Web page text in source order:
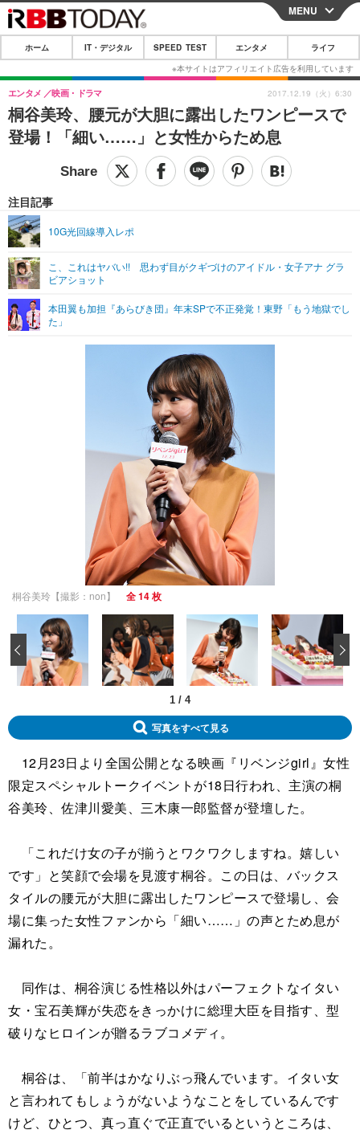
CLOSE
ホーム
IT・デジタル
IT・デジタルTOP スマートフォン
ショッピング その他
SPEED TEST
エンタメTOP 映画・ドラマ
グラビア
ショッピング その他
ライフTOP
その他
リリース一覧
プッシュ通知の停止方法
MENU
ホーム IT・デジタル SPEED TEST エンタメ ライフ
桐谷美玲、腰元が大胆に露出したワンピースで
登場！「細い……」と女性からため息
エンタメ 映画・ドラマ
注目記事
10G光回線導入レポ
こ、これはヤバい!! 思わず目がクギづけのアイドル・女子アナ グラ
ビアショット
本田翼も加担『あらびき団』年末SPで不正発覚！東野「もう地獄でし
た」
2017.12.19（火）6:30
桐谷美玲【撮影：non】 全 14 枚
1 / 4
‹
写真をすべて見る
12月23日より全国公開となる映画『リベンジgirl』女性
限定スペシャルトークイベントが18日行われ、主演の桐
谷美玲、佐津川愛美、三木康一郎監督が登壇した。
「これだけ女の子が揃うとワクワクしますね。嬉しい
です」と笑顔で会場を見渡す桐谷。この日は、バックス
タイルの腰元が大胆に露出したワンピースで登場し、会
場に集った女性ファンから「細い……」の声とため息が
漏れた。
同作は、桐谷演じる性格以外はパーフェクトなイタい
女・宝石美輝が失恋をきっかけに総理大臣を目指す、型
破りなヒロインが贈るラブコメディ。
桐谷は、「前半はかなりぶっ飛んでいます。イタい女
と言われてもしょうがないようなことをしているんです
けど、ひとつ、真っ直ぐで正直でいるというところは、